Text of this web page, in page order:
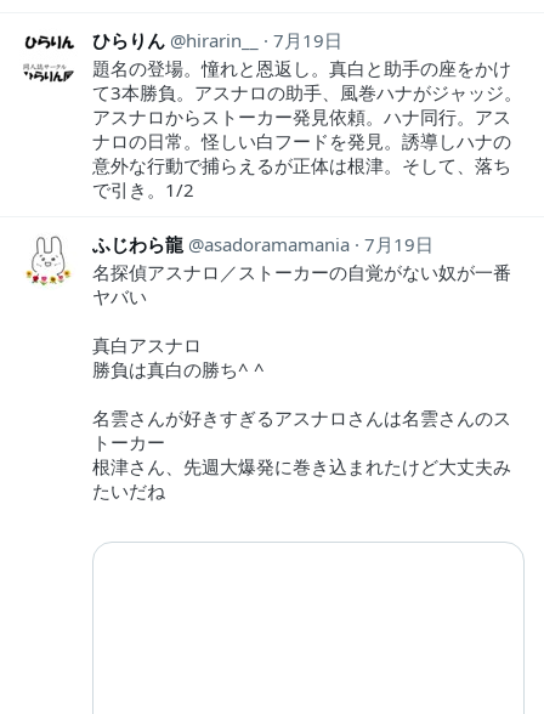
ひらりん hirarin__
7月19日
題名の登場。憧れと恩返し。真白と助手の座をかけ
て3本勝負。アスナロの助手、風巻ハナがジャッジ。
アスナロからストーカー発見依頼。ハナ同行。アス
ナロの日常。怪しい白フードを発見。誘導しハナの
意外な行動で捕らえるが正体は根津。そして、落ち
で引き。1/2
ふじわら龍 asadoramamania 7月19日
名探偵アスナロ／ストーカーの自覚がない奴が一番
ヤバい
真白アスナロ
勝負は真白の勝ち^ ^
名雲さんが好きすぎるアスナロさんは名雲さんのス
トーカー
根津さん、先週大爆発に巻き込まれたけど大丈夫み
たいだね